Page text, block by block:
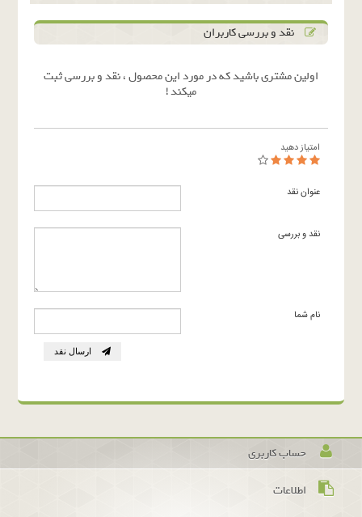
نقد و بررسی کاربران
اولین مشتری باشید که در مورد این محصول ، نقد و بررسی ثبت
میکند !
امتیاز دهید
عنوان نقد
نقد و بررسی
نام شما
ارسال نقد
حساب کاربری
اطلاعات